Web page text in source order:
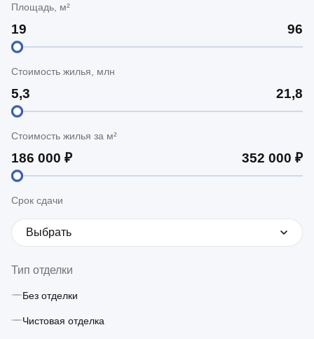
Площадь, м²
Стоимость жилья, млн
Стоимость жилья за м²
Срок сдачи
Выбрать
Тип отделки
Без отделки
Чистовая отделка